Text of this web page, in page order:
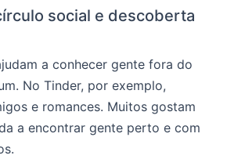
social e descoberta
a conhecer gente fora do
No Tinder, por exemplo,
e romances. Muitos gostam
a encontrar gente perto e com